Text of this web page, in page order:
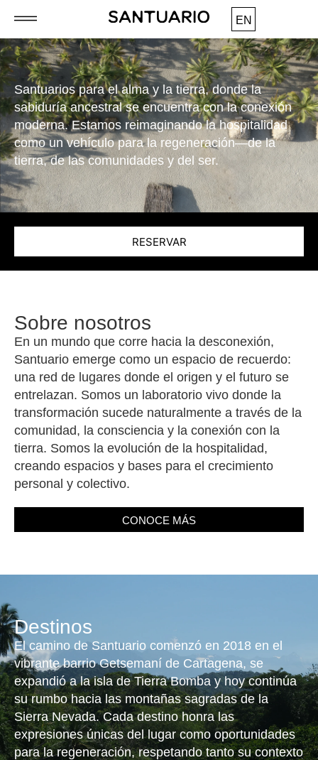
EN
Santuarios para el alma y la tierra, donde la
sabiduría ancestral se encuentra con la conexión
moderna. Estamos reimaginando la hospitalidad
como un vehículo para la regeneración—de la
tierra, de las comunidades y del ser.
RESERVAR
Sobre nosotros
En un mundo que corre hacia la desconexión,
Santuario emerge como un espacio de recuerdo:
una red de lugares donde el origen y el futuro se
entrelazan. Somos un laboratorio vivo donde la
transformación sucede naturalmente a través de la
comunidad, la consciencia y la conexión con la
tierra. Somos la evolución de la hospitalidad,
creando espacios y bases para el crecimiento
personal y colectivo.
CONOCE MÁS
Destinos
El camino de Santuario comenzó en 2018 en el
vibrante barrio Getsemaní de Cartagena, se
expandió a la isla de Tierra Bomba y hoy continúa
su rumbo hacia las montañas sagradas de la
Sierra Nevada. Cada destino honra las
expresiones únicas del lugar como oportunidades
para la regeneración, respetando tanto su contexto